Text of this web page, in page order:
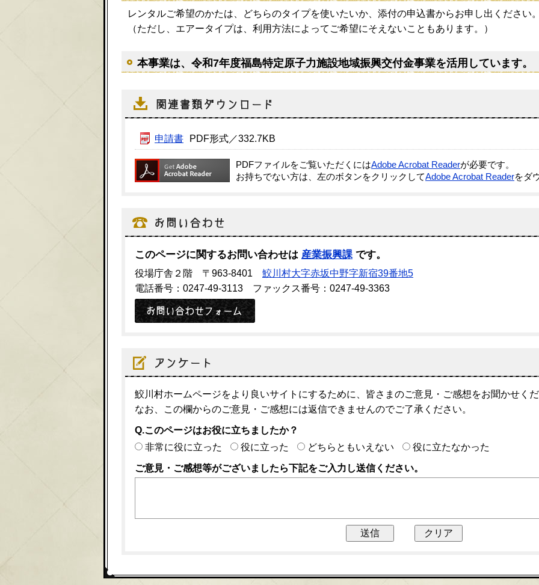
レンタルご希望のかたは、どちらのタイプを使いたいか、添付の申込書からお申し出ください
（ただし、エアータイプは、利用方法によってご希望にそえないこともあります。）
本事業は、令和7年度福島特定原子力施設地域振興交付金事業を活用しています。
申請書 PDF形式／332.7KB
PDFファイルをご覧いただくにはAdobe Acrobat Readerが必要です。
お持ちでない方は、左のボタンをクリックしてAdobe Acrobat Readerをダ
このページに関するお問い合わせは 産業振興課 です。
役場庁舎２階 〒963-8401 鮫川村大字赤坂中野字新宿39番地5
電話番号：0247-49-3113 ファックス番号：0247-49-3363
鮫川村ホームページをより良いサイトにするために、皆さまのご意見・ご感想をお聞かせく
なお、この欄からのご意見・ご感想には返信できませんのでご了承ください。
Q.このページはお役に立ちましたか？
非常に役に立った
役に立った どちらともいえない 役に立たなかった
ご意見・ご感想等がございましたら下記をご入力し送信ください。